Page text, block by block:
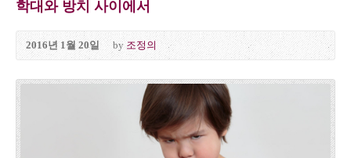
학대와 방치 사이에서
2016년 1월 20일 by 조정의